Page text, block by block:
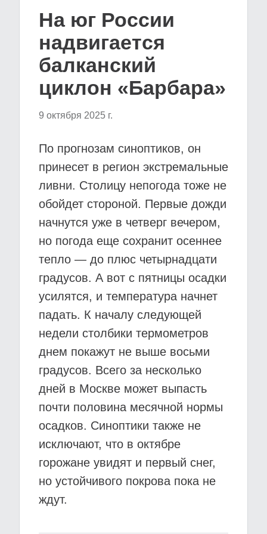
На юг России
надвигается
балканский
циклон «Барбара»
9 октября 2025 г.
По прогнозам синоптиков, он
принесет в регион экстремальные
ливни. Столицу непогода тоже не
обойдет стороной. Первые дожди
начнутся уже в четверг вечером,
но погода еще сохранит осеннее
тепло — до плюс четырнадцати
градусов. А вот с пятницы осадки
усилятся, и температура начнет
падать. К началу следующей
недели столбики термометров
днем покажут не выше восьми
градусов. Всего за несколько
дней в Москве может выпасть
почти половина месячной нормы
осадков. Синоптики также не
исключают, что в октябре
горожане увидят и первый снег,
но устойчивого покрова пока не
ждут.